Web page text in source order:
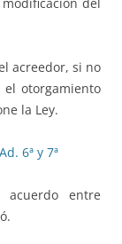
del
acreedor, si no
otorgamiento
la Ley.
6ª y 7ª
entre